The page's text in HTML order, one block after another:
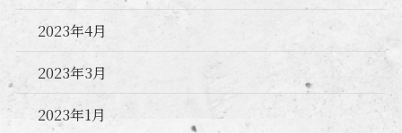
2023年4月
2023年3月
2023年1月